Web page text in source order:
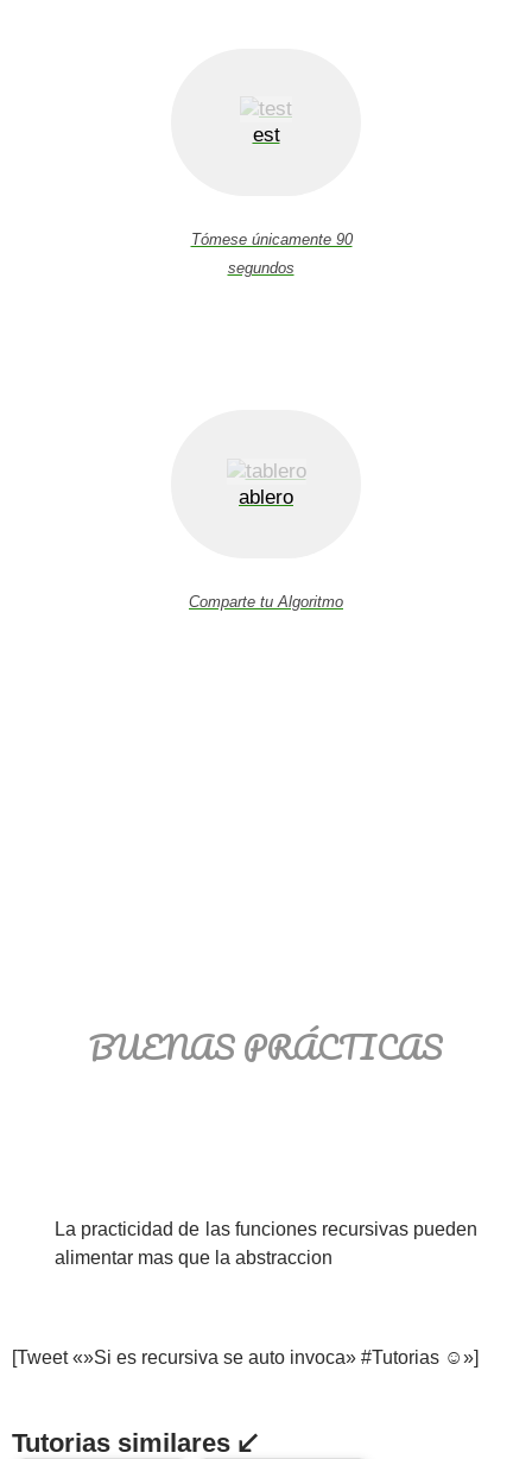
est
Tómese únicamente 90
segundos
ablero
Comparte tu Algoritmo
BUENAS PRÁCTICAS
La practicidad de las funciones recursivas pueden
alimentar mas que la abstraccion
[Tweet «»Si es recursiva se auto invoca» #Tutorias ☺»]
Tutorias similares ↙